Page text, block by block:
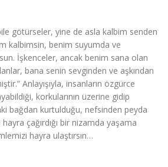
götürseler, yine de asla kalbim senden
kalbimsin, benim suyumda ve
İşkenceler, ancak benim sana olan
bana senin sevginden ve aşkından
Anlayışıyla, insanların özgürce
korkularının üzerine gidip
bağdan kurtulduğu, nefsinden peyda
çağırdığı bir nizamda yaşama
hayra ulaştırsın…